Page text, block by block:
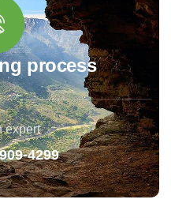
process
expert
4299